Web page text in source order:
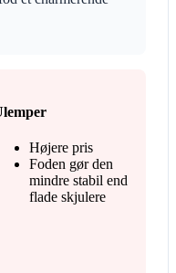
Højere pris
Foden gør den
mindre stabil end
flade skjulere